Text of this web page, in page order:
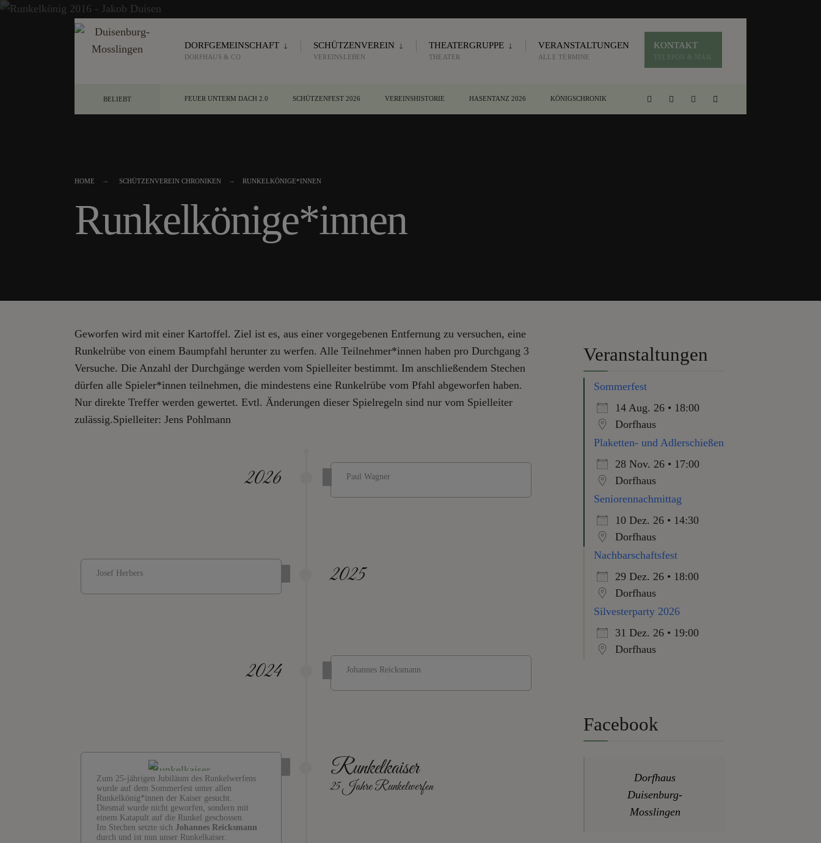
DORFGEMEINSCHAFT
DORFHAUS & CO
SCHÜTZENVEREIN
VEREINSLEBEN
THEATERGRUPPE
THEATER
VERANSTALTUNGEN
ALLE TERMINE
KONTAKT
TELEFON & MAIL
BELIEBT FEUER UNTERM DACH 2.0 SCHÜTZENFEST 2026 VEREINSHISTORIE HASENTANZ 2026 KÖNIGSCHRONIK
HOME SCHÜTZENVEREIN CHRONIKEN RUNKELKÖNIGE*INNEN
Runkelkönige*innen
Geworfen wird mit einer Kartoffel. Ziel ist es, aus einer vorgegebenen Entfernung zu versuchen, eine
Runkelrübe von einem Baumpfahl herunter zu werfen. Alle Teilnehmer*innen haben pro Durchgang 3
Versuche. Die Anzahl der Durchgänge werden vom Spielleiter bestimmt. Im anschließendem Stechen
dürfen alle Spieler*innen teilnehmen, die mindestens eine Runkelrübe vom Pfahl abgeworfen haben.
Nur direkte Treffer werden gewertet. Evtl. Änderungen dieser Spielregeln sind nur vom Spielleiter
zulässig.Spielleiter: Jens Pohlmann
2026 Paul Wagner
2025
Josef Herbers
2024 Johannes Reicksmann
Runkelkaiser
25 Jahre Runkelwerfen
Zum 25-jährigen Jubiläum des Runkelwerfens
wurde auf dem Sommerfest unter allen
Runkelkönig*innen der Kaiser gesucht.
Diesmal wurde nicht geworfen, sondern mit
einem Katapult auf die Runkel geschossen.
Im Stechen setzte sich Johannes Reicksmann
durch und ist nun unser Runkelkaiser.
Veranstaltungen
Sommerfest
14 Aug. 26 • 18:00
Dorfhaus
Plaketten- und Adlerschießen
28 Nov. 26 • 17:00
Dorfhaus
Seniorennachmittag
10 Dez. 26 • 14:30
Dorfhaus
Nachbarschaftsfest
29 Dez. 26 • 18:00
Dorfhaus
Silvesterparty 2026
31 Dez. 26 • 19:00
Dorfhaus
Facebook
Dorfhaus
Duisenburg-
Mosslingen